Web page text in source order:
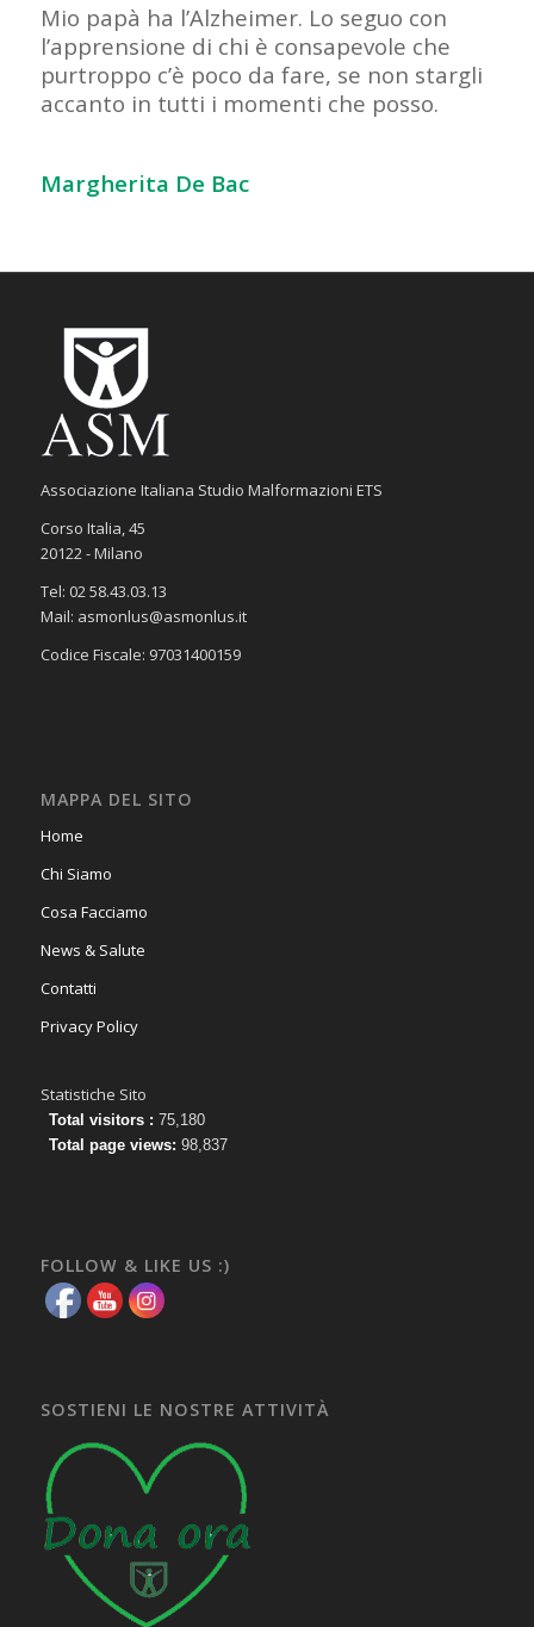
Mio papà ha l’Alzheimer. Lo seguo con
l’apprensione di chi è consapevole che
purtroppo c’è poco da fare, se non stargli
accanto in tutti i momenti che posso.
Margherita De Bac
Associazione Italiana Studio Malformazioni ETS
Corso Italia, 45
20122 - Milano
Tel: 02 58.43.03.13
Mail: asmonlus@asmonlus.it
Codice Fiscale: 97031400159
MAPPA DEL SITO
Home
Chi Siamo
Cosa Facciamo
News & Salute
Contatti
Privacy Policy
Statistiche Sito
Total visitors : 75,180
Total page views: 98,837
FOLLOW & LIKE US :)
SOSTIENI LE NOSTRE ATTIVITÀ